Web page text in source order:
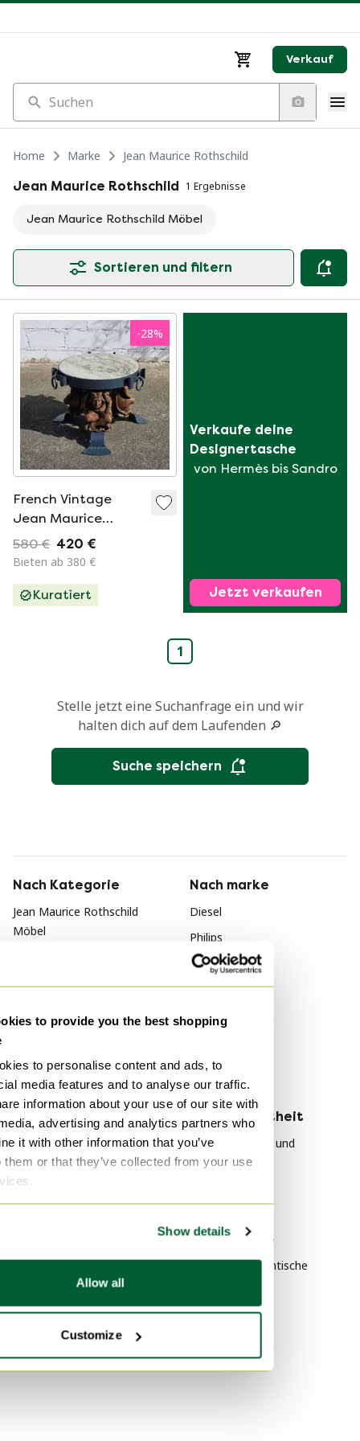
to provide you the best shopping
to personalise content and ads, to
media features and to analyse our traffic.
information about your use of our site with
advertising and analytics partners who
it with other information that you’ve
them or that they’ve collected from your use
Show details
Allow all
Customize
Verkauf
Suchen
Home Marke
Jean Maurice Rothschild
Jean Maurice Rothschild 1 Ergebnisse
Jean Maurice Rothschild Möbel
Sortieren und filtern
-28%
French Vintage
Jean Maurice
Rothschild - Marble
Table - Forged Iron
Style- 50s
580 € 420 €
Bieten ab 380 €
Kuratiert
Verkaufe deine
Designertasche
von Hermès bis Sandro
Jetzt verkaufen
1
Stelle jetzt eine Suchanfrage ein und wir
halten dich auf dem Laufenden 🔎
Suche speichern
Nach Kategorie
Jean Maurice Rothschild
Möbel
Couchtische
Nach marke
Diesel
Philips
Fatboy
Bauhaus
Jugendstil
Nach Material
Holz Couchtische
Holz Esstische
Weiß Kommoden
Weiß Kleiderschränke
Weiß Sideboard
Nach Beliebtheit
Giorgetti Stühle und
Loungesessel
Vitra Bürostühle
Rolf Benz Couchtische